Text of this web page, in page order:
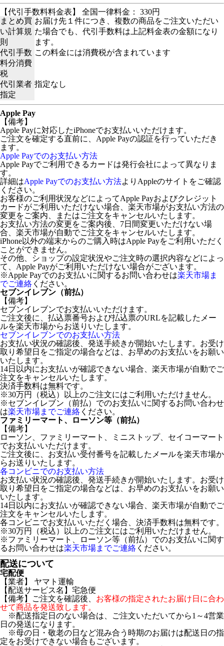
【代引手数料料金表】 全国一律料金： 330円
まとめ買
い計算規
則
お届け先１件につき、複数の商品をご注文いただい
た場合でも、代引手数料は上記料金表の金額になり
ます。
代引手数
料分消費
税
この料金には消費税が含まれています
代引業者
指定
指定なし
Apple Pay
【備考】
Apple Payに対応したiPhoneでお支払いいただけます。
ご注文を確定する直前に、Apple Payの認証を行っていただき
ます。
Apple Payでのお支払い方法
Apple Payでご利用できるカードは発行会社によって異なりま
す。
詳細はApple Payでのお支払い方法よりAppleのサイトをご確認
ください。
お客様のご利用状況などによってApple Payおよびクレジット
カードがご利用いただけない場合、楽天市場がお支払い方法の
変更をご案内、またはご注文をキャンセルいたします。
お支払い方法の変更をご案内後、7日間変更いただけない場
合、楽天市場が自動でご注文をキャンセルいたします。
iPhone以外の端末からのご購入時はApple Payをご利用いただく
ことができません。
その他、ショップの設定状況やご注文時の選択内容などによっ
て、Apple Payがご利用いただけない場合がございます。
※Apple Payでのお支払いに関するお問い合わせは楽天市場ま
でご連絡 ください。
セブンイレブン（前払）
【備考】
セブンイレブンでお支払いいただけます。
ご注文後に、払込票番号および払込票のURLを記載したメー
ルを楽天市場からお送りいたします。
セブンイレブンでのお支払い方法
お支払い状況の確認後、発送手続きが開始いたします。お受け
取り希望日をご指定の場合などは、お早めのお支払いをお願い
いたします。
14日以内にお支払いが確認できない場合、楽天市場が自動でご
注文をキャンセルいたします。
決済手数料は無料です。
※30万円（税込）以上のご注文にはご利用いただけません。
※セブンイレブン（前払）でのお支払いに関するお問い合わせ
は楽天市場までご連絡 ください。
ファミリーマート、ローソン等（前払）
【備考】
ローソン、ファミリーマート、ミニストップ、セイコーマート
でお支払いいただけます。
ご注文後に、お支払い受付番号を記載したメールを楽天市場か
らお送りいたします。
各コンビニでのお支払い方法
お支払い状況の確認後、発送手続きが開始いたします。お受け
取り希望日をご指定の場合などは、お早めのお支払いをお願い
いたします。
14日以内にお支払いが確認できない場合、楽天市場が自動でご
注文をキャンセルいたします。
各コンビニでお支払いいただく場合、決済手数料は無料です。
※30万円（税込）以上のご注文にはご利用いただけません。
※ファミリーマート、ローソン等（前払）でのお支払いに関す
るお問い合わせは楽天市場までご連絡 ください。
配送について
宅配便
【業者】 ヤマト運輸
【配送サービス名】宅急便
【備考】ご注文を確認後、 お客様の指定されたお届け日に合わ
せて商品を発送致します。
※配送指定日のない場合は、ご注文いただいてから1～4営業
日の発送になります。
※母の日・敬老の日など混み合う時期のお届けは配送日の指
定をお受けできない場合もございます。